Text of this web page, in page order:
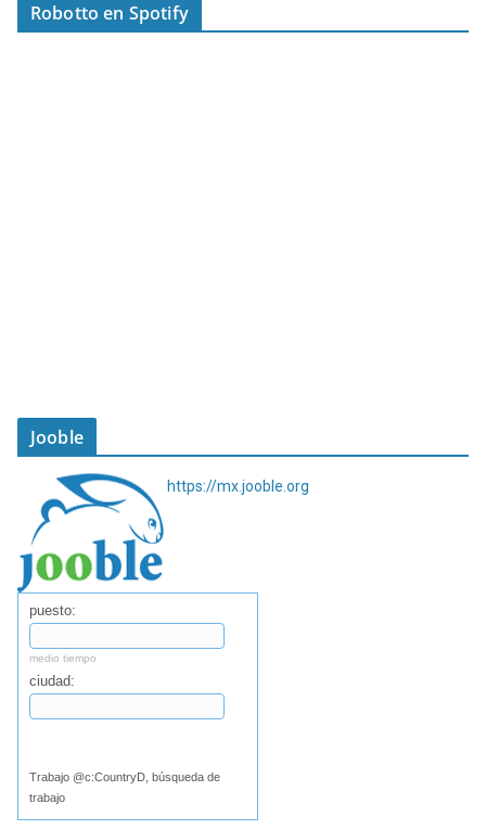
Robotto en Spotify
Jooble
https://mx.jooble.org
puesto:
medio tiempo
ciudad:
Trabajo @c:CountryD, búsqueda de
trabajo